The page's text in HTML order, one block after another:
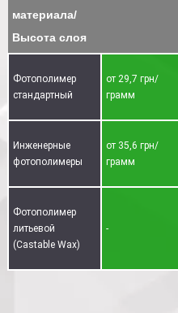
материала/
Высота слоя
Фотополимер
стандартный
от 29,7 грн/
грамм
Инженерные
фотополимеры
от 35,6 грн/
грамм
Фотополимер
литьевой
(Castable Wax)
-